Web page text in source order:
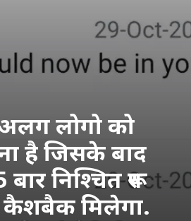
लोगो को
है जिसके बाद
निश्चित रूप
कैशबैक मिलेगा.